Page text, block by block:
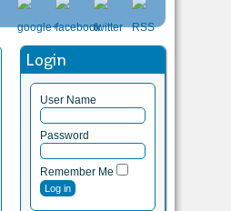
Login
User Name
Password
Remember Me